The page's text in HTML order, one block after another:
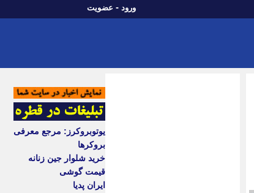
ورود - عضویت
یوتوبروکرز: مرجع معرفی
بروکرها
خرید شلوار جین زنانه
قیمت گوشی
ایران پدیا